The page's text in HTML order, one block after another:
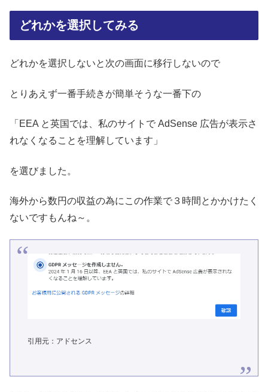
どれかを選択してみる
どれかを選択しないと次の画面に移行しないので
とりあえず一番手続きが簡単そうな一番下の
「EEA と英国では、私のサイトで AdSense 広告が表示さ
れなくなることを理解しています」
を選びました。
海外から数円の収益の為にこの作業で３時間とかかけたく
ないですもんね～。
引用元：アドセンス